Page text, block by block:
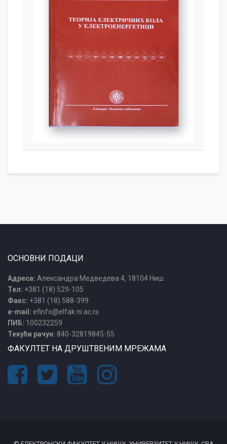
ОСНОВНИ ПОДАЦИ
Адреса: Александра Медведева 4, 18104 Ниш
Тел: +381 (18) 529-105
Факс: +381 (18) 588-399
e-mail: efinfo@elfak.ni.ac.rs
ПИБ: 100232259
Текући рачун: 840-32819845-55
ФАКУЛТЕТ НА ДРУШТВЕНИМ МРЕЖАМА